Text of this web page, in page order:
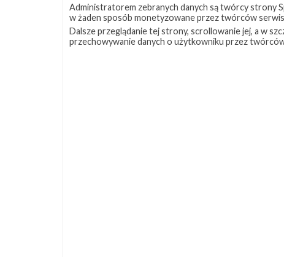
Administratorem zebranych danych są twórcy strony
w żaden sposób monetyzowane przez twórców
Dalsze przeglądanie tej strony, scrollowanie jej, a w
przechowywanie danych o użytkowniku przez